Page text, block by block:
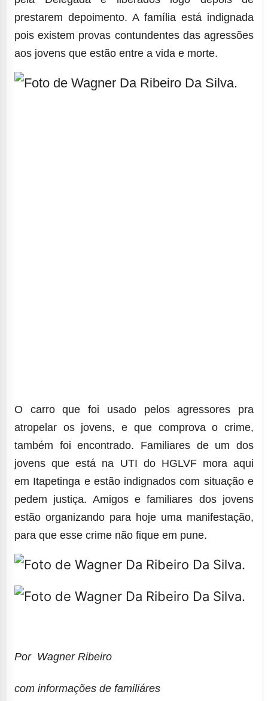
prestarem depoimento. A família está indignada
pois existem provas contundentes das agressões
aos jovens que estão entre a vida e morte.
O carro que foi usado pelos agressores pra
atropelar os jovens, e que comprova o crime,
também foi encontrado. Familiares de um dos
jovens que está na UTI do HGLVF mora aqui
em Itapetinga e estão indignados com situação e
pedem justiça. Amigos e familiares dos jovens
estão organizando para hoje uma manifestação,
para que esse crime não fique em pune.
Por Wagner Ribeiro
com informações de familiáres